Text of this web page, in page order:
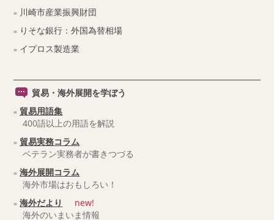
川崎市産業振興財団
りそな銀行：外国為替相場
イプロス製造業
貿易・海外展開を学ぼう
貿易用語集
400語以上の用語を解説
貿易実務コラム
ベテラン実務者が書きつづる
海外展開コラム
海外市場はおもしろい！
海外だより
new!
海外のいまいま情報